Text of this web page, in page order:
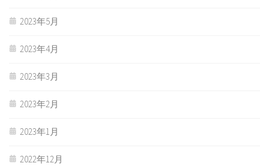
2023年5月
2023年4月
2023年3月
2023年2月
2023年1月
2022年12月